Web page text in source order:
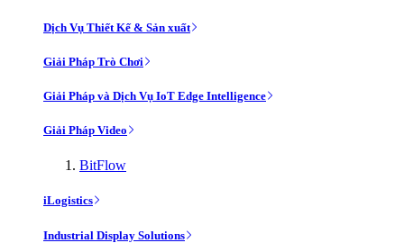
Dịch Vụ Thiết Kế & Sản xuất
Giải Pháp Trò Chơi
Giải Pháp và Dịch Vụ IoT Edge Intelligence
Giải Pháp Video
BitFlow
iLogistics
Industrial Display Solutions